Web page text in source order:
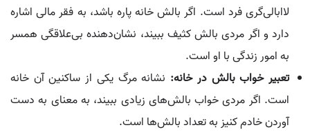
لاابالی‌گری فرد است. اگر بالش خانه پاره باشد، به فقر مالی اشاره
دارد و اگر مردی بالش کثیف ببیند، نشان‌دهنده بی‌علاقگی همسر
به امور زندگی با او است.
تعبیر خواب بالش در خانه: نشانه مرگ یکی از ساکنین آن خانه
است. اگر مردی خواب بالش‌های زیادی ببیند، به معنای به دست
آوردن خادم کنیز به تعداد بالش‌ها است.